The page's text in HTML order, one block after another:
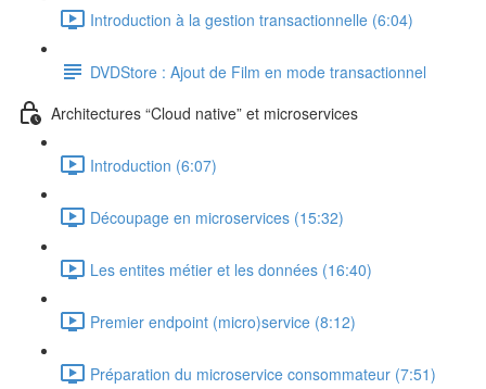
Introduction à la gestion transactionnelle (6:04)
DVDStore : Ajout de Film en mode transactionnel
Architectures “Cloud native” et microservices
Introduction (6:07)
Découpage en microservices (15:32)
Les entites métier et les données (16:40)
Premier endpoint (micro)service (8:12)
Préparation du microservice consommateur (7:51)